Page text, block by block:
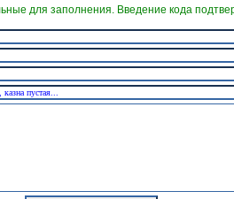
для заполнения. Введение кода